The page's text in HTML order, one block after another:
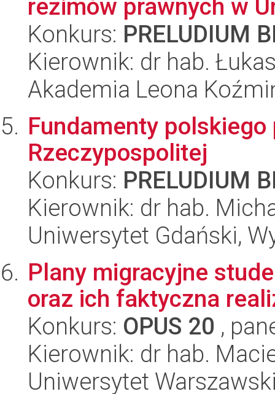
reżimów prawnych w
Konkurs: PRELUDIUM
Kierownik: dr hab.
Akademia Leona
Fundamenty
Rzeczypospolitej
Konkurs: PRELUDIUM
Kierownik: dr hab.
Uniwersytet Gdański,
Plany migracyjne
oraz ich faktyczna
Konkurs: OPUS 20 ,
Kierownik: dr hab.
Uniwersytet